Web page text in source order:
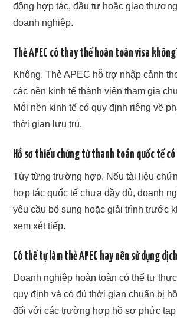
động hợp tác, đầu tư hoặc giao
doanh nghiệp.
Thẻ APEC có thay thế hoàn toàn visa
Không. Thẻ APEC hỗ trợ nhập cảnh
các nền kinh tế thành viên tham gia
Mỗi nền kinh tế có quy định riêng về
thời gian lưu trú.
Hồ sơ thiếu chứng từ thanh toán quốc tế
Tùy từng trường hợp. Nếu tài liệu
hợp tác quốc tế chưa đầy đủ, doanh
yêu cầu bổ sung hoặc giải trình trước
xem xét tiếp.
Có thể tự làm thẻ APEC hay nên sử dụng
Doanh nghiệp hoàn toàn có thể tự
quy định và có đủ thời gian chuẩn bị
đối với các trường hợp hồ sơ phức